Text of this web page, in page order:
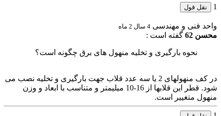
1 نقل قول
واحد فنی و مهندسی 4 سال 2 ماه
محسن 62 گفته است :
نحوه بارگیری و تخلیه منهول های برق چگونه است؟
در کف منهولهای 2 یا سه عدد قلاب جهت بارگیری و تخلیه نصب می
شود. قطر این قلابها از 16-10 میلیمتر و متناسب با ابعاد و وزن
منهول متغییر است.